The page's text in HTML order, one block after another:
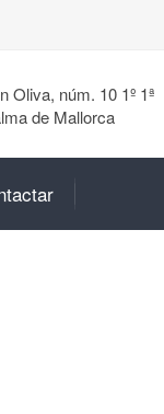
Oliva, núm. 10 1º 1ª
de Mallorca